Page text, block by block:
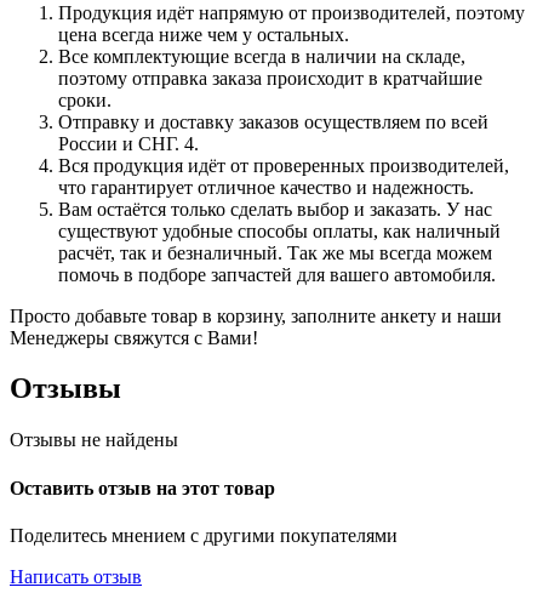
Продукция идёт напрямую от производителей, поэтому
цена всегда ниже чем у остальных.
Все комплектующие всегда в наличии на складе,
поэтому отправка заказа происходит в кратчайшие
сроки.
Отправку и доставку заказов осуществляем по всей
России и СНГ. 4.
Вся продукция идёт от проверенных производителей,
что гарантирует отличное качество и надежность.
Вам остаётся только сделать выбор и заказать. У нас
существуют удобные способы оплаты, как наличный
расчёт, так и безналичный. Так же мы всегда можем
помочь в подборе запчастей для вашего автомобиля.
Просто добавьте товар в корзину, заполните анкету и наши
Менеджеры свяжутся с Вами!
Отзывы
Отзывы не найдены
Оставить отзыв на этот товар
Поделитесь мнением с другими покупателями
Написать отзыв